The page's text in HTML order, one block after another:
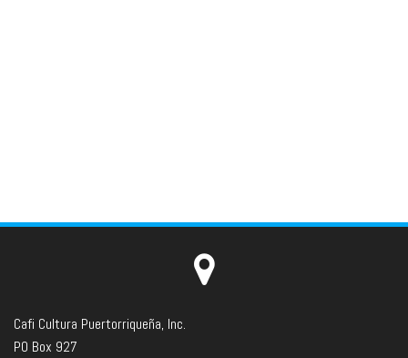
Cafi Cultura Puertorriqueña, Inc.
PO Box 927